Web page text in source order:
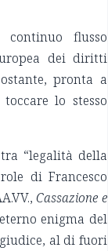
flusso
dei diritti
pronta a
lo stesso
“legalità della
di Francesco
Cassazione e
enigma del
al di fuori